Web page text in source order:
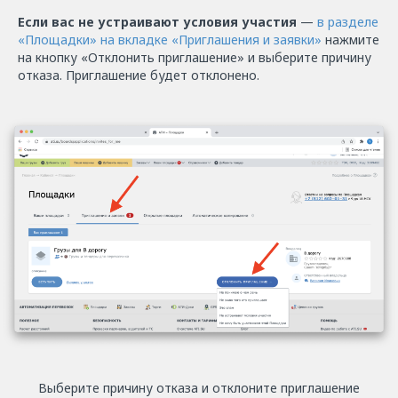
Если вас не устраивают условия участия — в разделе
«‎Площадки» на вкладке «‎Приглашения и заявки» нажмите
на кнопку «Отклонить приглашение» и выберите причину
отказа. Приглашение будет отклонено.
Выберите причину отказа и отклоните приглашение